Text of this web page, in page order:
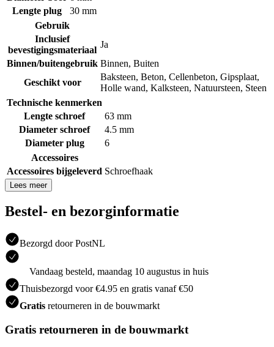
Lengte plug
30 mm
Gebruik
Inclusief
bevestigingsmateriaal
Ja
Binnen/buitengebruik Binnen, Buiten
Geschikt voor
Baksteen, Beton, Cellenbeton, Gipsplaat,
Holle wand, Kalksteen, Natuursteen, Steen
Technische kenmerken
Lengte schroef
63 mm
Diameter schroef
4.5 mm
Diameter plug
6
Accessoires
Accessoires bijgeleverd Schroefhaak
Lees meer
Bestel- en bezorginformatie
Bezorgd door PostNL
Vandaag besteld, maandag 10 augustus in huis
Thuisbezorgd voor €4.95 en gratis vanaf €50
Gratis retourneren in de bouwmarkt
Gratis retourneren in de bouwmarkt